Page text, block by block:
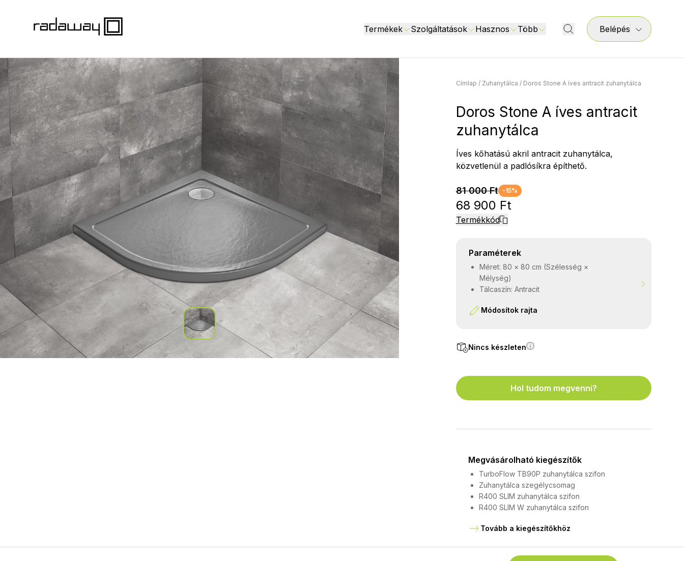
Termékek Szolgáltatások Hasznos Több Belépés
Címlap / Zuhanytálca / Doros Stone A íves antracit zuhanytálca
Doros Stone A íves antracit
zuhanytálca
Íves kőhatású akril antracit zuhanytálca,
közvetlenül a padlósíkra építhető.
81 000 Ft -15%
68 900 Ft
Termékkód
Paraméterek
Méret: 80 × 80 cm (Szélesség ×
Mélység)
Tálcaszín: Antracit
Módosítok rajta
Nincs készleten
Hol tudom megvenni?
Megvásárolható kiegészítők
TurboFlow TB90P zuhanytálca szifon
Zuhanytálca szegélycsomag
R400 SLIM zuhanytálca szifon
R400 SLIM W zuhanytálca szifon
Tovább a kiegészítőkhöz